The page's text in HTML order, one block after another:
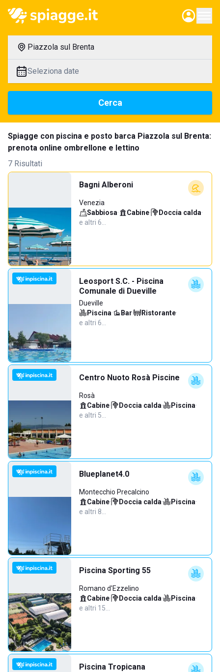
Piazzola sul Brenta
Seleziona date
Cerca
Spiagge con piscina e posto barca Piazzola sul Brenta:
prenota online ombrellone e lettino
7 Risultati
Bagni Alberoni
Venezia
Sabbiosa· Cabine· Doccia calda·
e altri 6…
Leosport S.C. - Piscina
Comunale di Dueville
Dueville
Piscina· Bar· Ristorante·
e altri 6…
Centro Nuoto Rosà Piscine
Rosà
Cabine· Doccia calda· Piscina·
e altri 5…
Blueplanet4.0
Montecchio Precalcino
Cabine· Doccia calda· Piscina·
e altri 8…
Piscina Sporting 55
Romano d'Ezzelino
Cabine· Doccia calda· Piscina·
e altri 15…
Piscina Tropicana